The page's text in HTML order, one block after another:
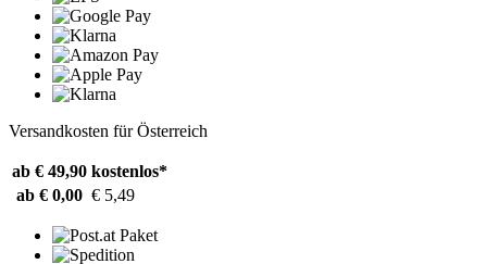
Versandkosten für Österreich
ab € 49,90 kostenlos*
ab € 0,00 € 5,49